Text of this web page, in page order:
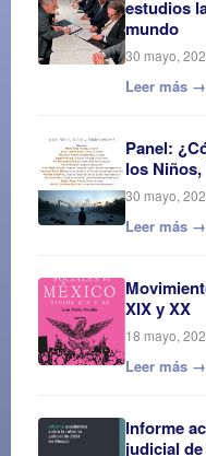
estudios
mundo
30 mayo,
Leer más →
Panel:
los
30 mayo,
Leer más →
XIX y XX
18 mayo,
Leer más →
Informe
judicial